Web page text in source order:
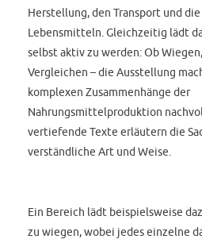
Herstellung, den Transport und
Lebensmitteln. Gleichzeitig lädt
selbst aktiv zu werden: Ob
Vergleichen – die Ausstellung
komplexen Zusammenhänge der
Nahrungsmittelproduktion
vertiefende Texte erläutern die
verständliche Art und Weise.
Ein Bereich lädt beispielsweise
zu wiegen, wobei jedes einzelne